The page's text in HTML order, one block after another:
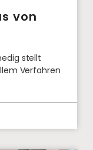
von
stellt
Verfahren